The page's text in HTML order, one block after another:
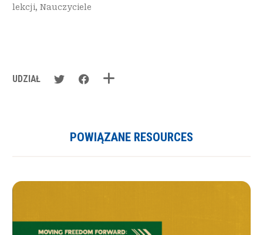
lekcji, Nauczyciele
UDZIAŁ
POWIĄZANE RESOURCES